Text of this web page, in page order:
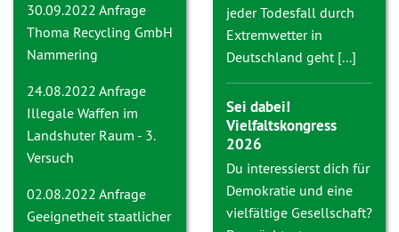
30.09.2022 Anfrage
Thoma Recycling GmbH
Nammering
24.08.2022 Anfrage
Illegale Waffen im
Landshuter Raum - 3.
Versuch
02.08.2022 Anfrage
Geeignetheit staatlicher
jeder Todesfall durch
Extremwetter in
Deutschland geht [...]
Sei dabei!
Vielfaltskongress
2026
Du interessierst dich für
Demokratie und eine
vielfältige Gesellschaft?